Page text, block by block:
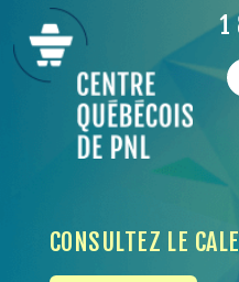
1
CONSULTEZ LE